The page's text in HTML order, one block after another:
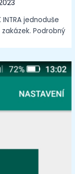
jednoduše
Podrobný